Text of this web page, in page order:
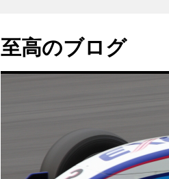
至高のブログ